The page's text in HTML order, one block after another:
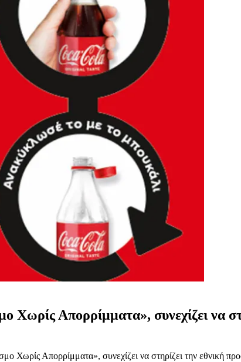
Απορρίμματα», συνεχίζει να
Απορρίμματα», συνεχίζει να στηρίζει την εθνική